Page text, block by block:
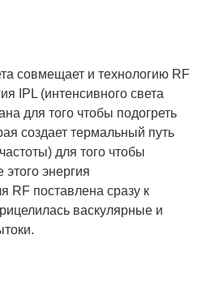
совмещает и технологию RF
IPL (интенсивного света
для того чтобы подогреть
создает термальный путь
для того чтобы
энергия
RF поставлена сразу к
васкулярные и